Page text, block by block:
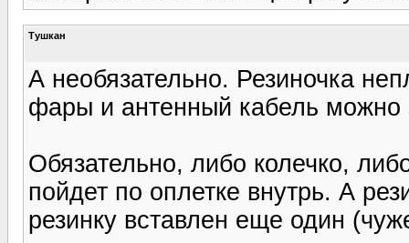
Tушкан
А необязательно. Резиночка
фары и антенный кабель можно
Обязательно, либо колечко,
пойдет по оплетке внутрь. А
резинку вставлен еще один